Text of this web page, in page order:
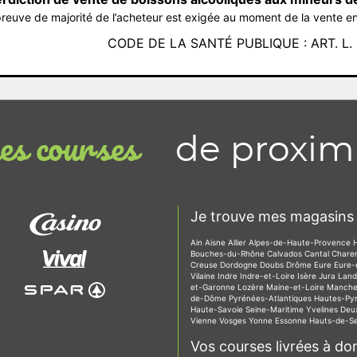
de majorité de l’acheteur est exigée au moment de la vente
CODE DE LA SANTÉ PUBLIQUE : ART.
courses de
Je trouve mes
Ain Aisne Allier Alpes-de-Haute-Provence
Bouches-du-Rhône Calvados Cantal
Creuse Dordogne Doubs Drôme Eure
Vilaine Indre Indre-et-Loire Isère Jura
et-Garonne Lozère Maine-et-Loire
de-Dôme Pyrénées-Atlantiques Hautes-
Haute-Savoie Seine-Maritime Yvelines
Vienne Vosges Yonne Essonne Hauts-de-
Vos courses livrées à